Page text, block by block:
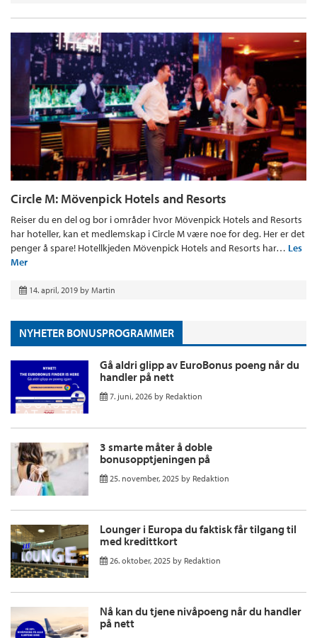
Circle M: Mövenpick Hotels and Resorts
Reiser du en del og bor i områder hvor Mövenpick Hotels and Resorts
har hoteller, kan et medlemskap i Circle M være noe for deg. Her er det
penger å spare! Hotellkjeden Mövenpick Hotels and Resorts har… Les
Mer
14. april, 2019 by Martin
NYHETER BONUSPROGRAMMER
Gå aldri glipp av EuroBonus poeng når du
handler på nett
7. juni, 2026 by Redaktion
3 smarte måter å doble
bonusopptjeningen på
25. november, 2025 by Redaktion
Lounger i Europa du faktisk får tilgang til
med kredittkort
26. oktober, 2025 by Redaktion
Nå kan du tjene nivåpoeng når du handler
på nett